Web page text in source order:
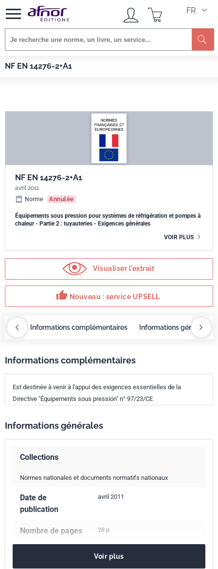
FR
NF EN 14276-2+A1
Afnor EDITIONS Normes
NF EN 14276-2+A1
avril 2011
Norme
Annulée
Équipements sous pression pour systèmes de réfrigération et pompes à
chaleur - Partie 2 : tuyauteries - Exigences générales
VOIR PLUS
Visualiser l'extrait
thumb_up Nouveau : service UPSELL
Informations complémentaires Informations générales
Informations complémentaires
Est destinée à venir à l'appui des exigences essentielles de la
Directive "Équipements sous pression" n° 97/23/CE
Informations générales
Collections
Normes nationales et documents normatifs nationaux
Date de
publication
avril 2011
Nombre de pages 28 p.
Voir plus